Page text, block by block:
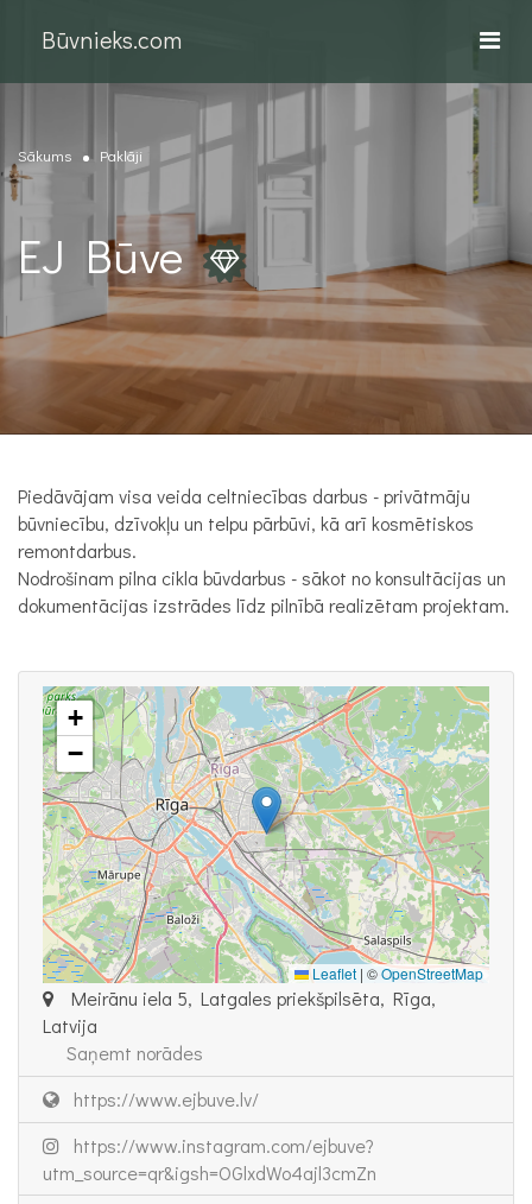
Būvnieks.com
Sākums Paklāji
EJ Būve
Piedāvājam visa veida celtniecības darbus - privātmāju
būvniecību, dzīvokļu un telpu pārbūvi, kā arī kosmētiskos
remontdarbus.
Nodrošinam pilna cikla būvdarbus - sākot no konsultācijas un
dokumentācijas izstrādes līdz pilnībā realizētam projektam.
+
−
Leaflet | ©OpenStreetMap
Meirānu iela 5, Latgales priekšpilsēta, Rīga,
Latvija
Saņemt norādes
https://www.ejbuve.lv/
https://www.instagram.com/ejbuve?
utm_source=qr&igsh=OGlxdWo4ajl3cmZn